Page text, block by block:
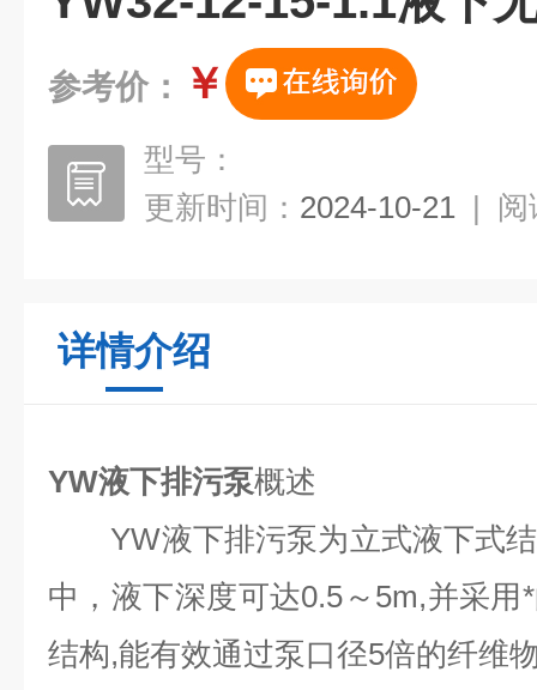
参考价： ￥
型号：
更新时间： 2024-10-21 | 阅
详情介绍
YW液下排污泵概述
YW液下排污泵为立式液下式结
中，液下深度可达0.5～5m,并采
结构,能有效通过泵口径5倍的纤维